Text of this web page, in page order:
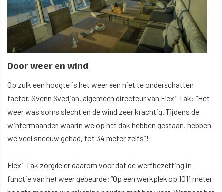
Door weer en wind
Op zulk een hoogte is het weer een niet te onderschatten
factor. Svenn Svedjan, algemeen directeur van Flexi-Tak: “Het
weer was soms slecht en de wind zeer krachtig. Tijdens de
wintermaanden waarin we op het dak hebben gestaan, hebben
we veel sneeuw gehad, tot 34 meter zelfs”!
Flexi-Tak zorgde er daarom voor dat de werfbezetting in
functie van het weer gebeurde: “Op een werkplek op 1011 meter